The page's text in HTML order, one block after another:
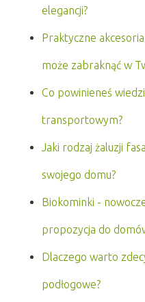
elegancji?
Praktyczne
może zabraknąć w
Co powinieneś
transportowym?
Jaki rodzaj żaluzji
swojego domu?
Biokominki -
propozycja do
Dlaczego warto
podłogowe?